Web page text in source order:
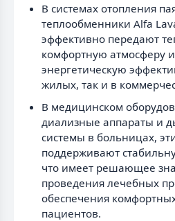
В системах отопления
теплообменники Alfa
эффективно передают
комфортную атмосферу
энергетическую
жилых, так и в
В медицинском
диализные аппараты и
системы в больницах,
поддерживают
что имеет решающее
проведения лечебных
обеспечения
пациентов.